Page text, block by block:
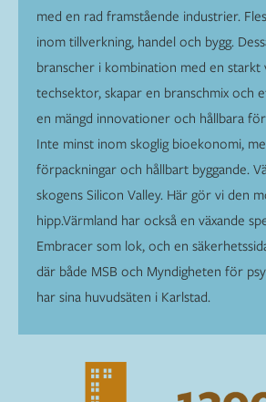
med en rad framstående industrier.
inom tillverkning, handel och bygg.
branscher i kombination med en starkt
techsektor, skapar en branschmix och
en mängd innovationer och hållbara
Inte minst inom skoglig bioekonomi,
förpackningar och hållbart byggande.
skogens Silicon Valley. Här gör vi den
hipp.Värmland har också en växande
Embracer som lok, och en
där både MSB och Myndigheten för
har sina huvudsäten i Karlstad.